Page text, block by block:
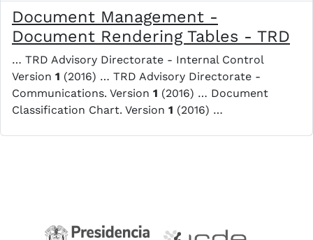
Document Management -
Document Rendering Tables - TRD
… TRD Advisory Directorate - Internal Control
Version 1 (2016) … TRD Advisory Directorate -
Communications. Version 1 (2016) … Document
Classification Chart. Version 1 (2016) …